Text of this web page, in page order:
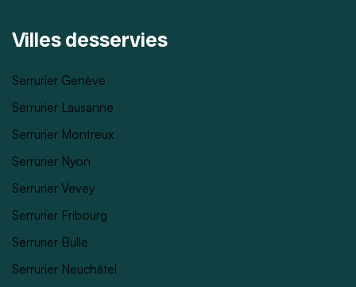
Villes desservies
Serrurier Genève
Serrurier Lausanne
Serrurier Montreux
Serrurier Nyon
Serrurier Vevey
Serrurier Fribourg
Serrurier Bulle
Serrurier Neuchâtel